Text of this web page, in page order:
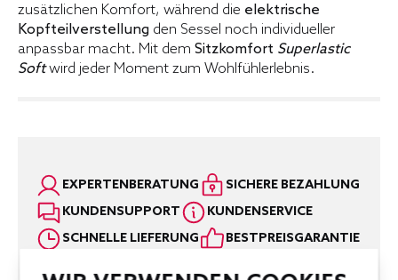
zusätzlichen Komfort, während die elektrische
Kopfteilverstellung den Sessel noch individueller
anpassbar macht. Mit dem Sitzkomfort Superlastic
Softwird jeder Moment zum Wohlfühlerlebnis.
EXPERTENBERATUNG
SICHERE BEZAHLUNG
KUNDENSUPPORT
KUNDENSERVICE
SCHNELLE LIEFERUNG
BESTPREISGARANTIE